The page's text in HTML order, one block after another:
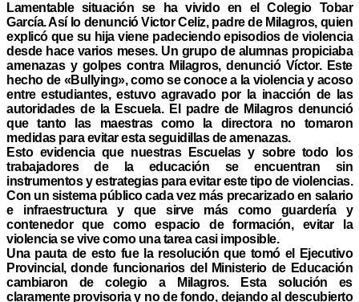
Lamentable situación se ha vivido en el Colegio Tobar
García. Así lo denunció Victor Celiz, padre de Milagros, quien
explicó que su hija viene padeciendo episodios de violencia
desde hace varios meses. Un grupo de alumnas propiciaba
amenazas y golpes contra Milagros, denunció Víctor. Este
hecho de «Bullying», como se conoce a la violencia y acoso
entre estudiantes, estuvo agravado por la inacción de las
autoridades de la Escuela. El padre de Milagros denunció
que tanto las maestras como la directora no tomaron
medidas para evitar esta seguidillas de amenazas.
Esto evidencia que nuestras Escuelas y sobre todo los
trabajadores de la educación se encuentran sin
instrumentos y estrategias para evitar este tipo de violencias.
Con un sistema público cada vez más precarizado en salario
e infraestructura y que sirve más como guardería y
contenedor que como espacio de formación, evitar la
violencia se vive como una tarea casi imposible.
Una pauta de esto fue la resolución que tomó el Ejecutivo
Provincial, donde funcionarios del Ministerio de Educación
cambiaron de colegio a Milagros. Esta solución es
claramente provisoria y no de fondo, dejando al descubierto